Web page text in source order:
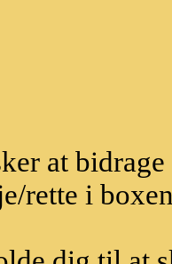
at
rette i